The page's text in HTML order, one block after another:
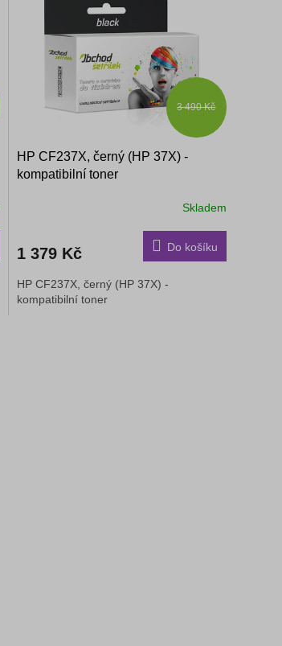
3 490 Kč
HP CF237X, černý (HP 37X) -
kompatibilní toner
Skladem
1 379 Kč Do košíku
HP CF237X, černý (HP 37X) -
kompatibilní toner